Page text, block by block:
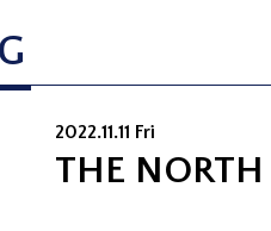
2022.11.11 Fri
THE